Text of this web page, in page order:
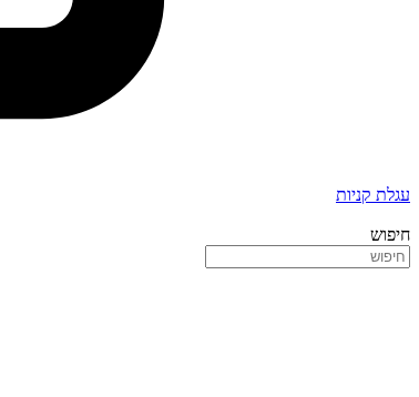
עגלת קניות
חיפוש